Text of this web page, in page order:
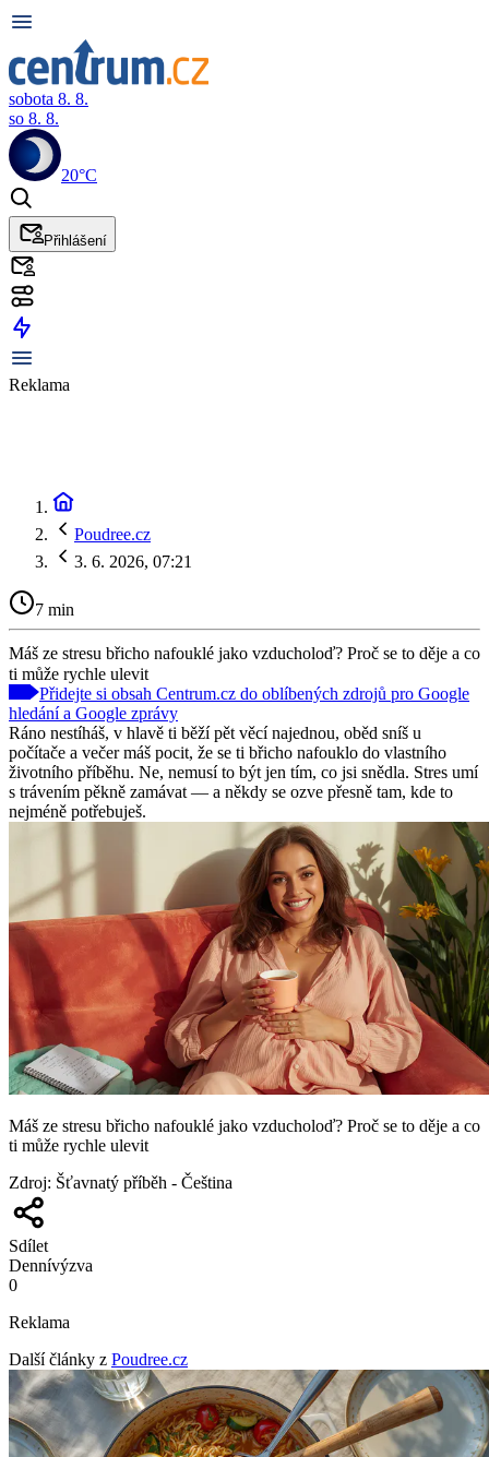
sobota 8. 8.
so 8. 8.
20°C
Přihlášení
Reklama
Poudree.cz
3. 6. 2026, 07:21
7 min
Máš ze stresu břicho nafouklé jako vzducholoď? Proč se to děje a co
ti může rychle ulevit
Přidejte si obsah Centrum.cz do oblíbených zdrojů pro Google
hledání a Google zprávy
Ráno nestíháš, v hlavě ti běží pět věcí najednou, oběd sníš u
počítače a večer máš pocit, že se ti břicho nafouklo do vlastního
životního příběhu. Ne, nemusí to být jen tím, co jsi snědla. Stres umí
s trávením pěkně zamávat — a někdy se ozve přesně tam, kde to
nejméně potřebuješ.
Máš ze stresu břicho nafouklé jako vzducholoď? Proč se to děje a co
ti může rychle ulevit
Zdroj: Šťavnatý příběh - Čeština
Sdílet
Dennívýzva
0
Reklama
Další články z Poudree.cz